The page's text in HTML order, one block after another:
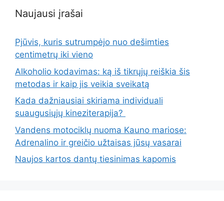
Naujausi įrašai
Pjūvis, kuris sutrumpėjo nuo dešimties
centimetrų iki vieno
Alkoholio kodavimas: ką iš tikrųjų reiškia šis
metodas ir kaip jis veikia sveikatą
Kada dažniausiai skiriama individuali
suaugusiųjų kineziterapija?
Vandens motociklų nuoma Kauno mariose:
Adrenalino ir greičio užtaisas jūsų vasarai
Naujos kartos dantų tiesinimas kapomis